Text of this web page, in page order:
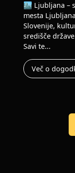
🏙️ Ljubljana –
mesta
Slovenije,
središče
Savi te...
Več o